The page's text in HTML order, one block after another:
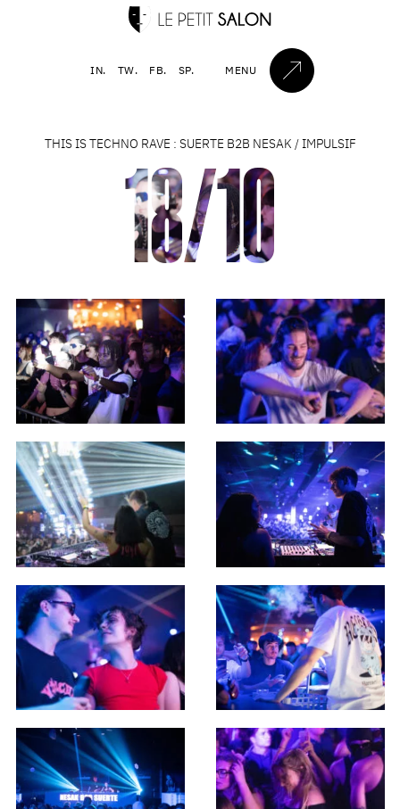
IN. TW. FB. SP. MENU
THIS IS TECHNO RAVE : SUERTE B2B NESAK / IMPULSIF
18/10